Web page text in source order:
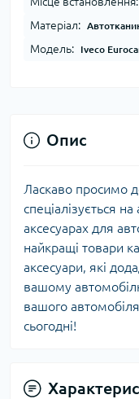
Матеріал:
Модель: Iveco
Опис
Ласкаво просимо
спеціалізується
аксесуарах для
найкращі товари
аксесуари, які
вашому
вашого
сьогодні!